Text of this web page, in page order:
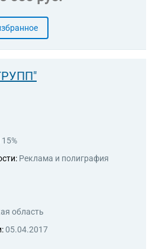
Реклама и полиграфия
область
05.04.2017